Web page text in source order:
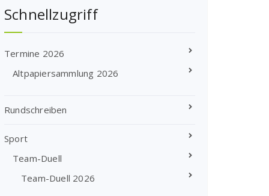
Schnellzugriff
Termine 2026
Altpapiersammlung 2026
Rundschreiben
Sport
Team-Duell
Team-Duell 2026